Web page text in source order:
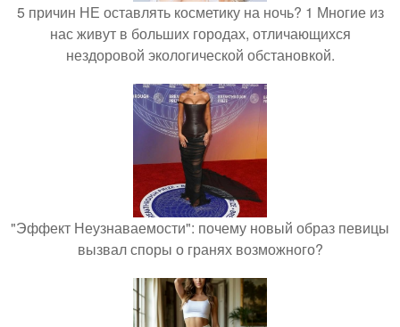
5 причин НЕ оставлять косметику на ночь? 1 Многие из
нас живут в больших городах, отличающихся
нездоровой экологической обстановкой.
"Эффект Неузнаваемости": почему новый образ певицы
вызвал споры о гранях возможного?